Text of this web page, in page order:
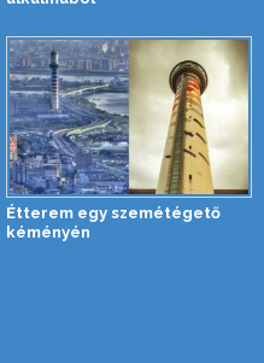
Étterem egy szemétégető
kéményén